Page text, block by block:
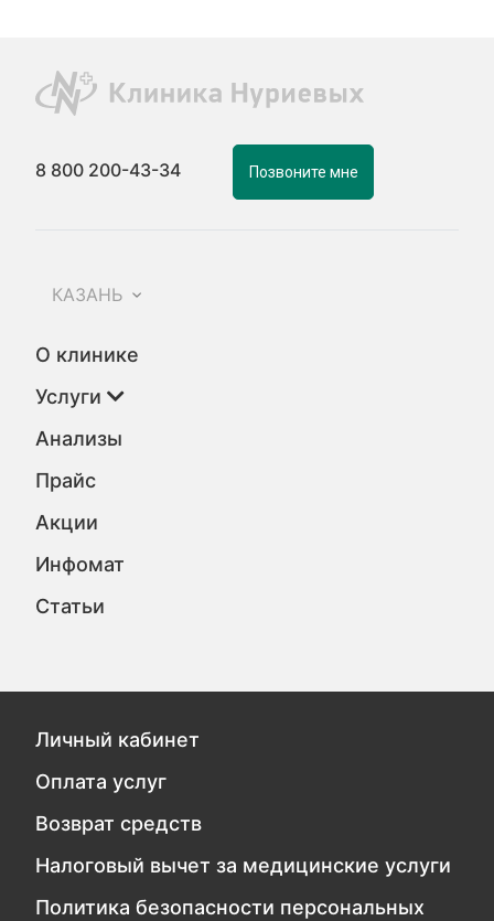
8 800 200-43-34 Позвоните мне
КАЗАНЬ
О клинике
Услуги
Анализы
Прайс
Акции
Инфомат
Статьи
Личный кабинет
Оплата услуг
Возврат средств
Налоговый вычет за медицинские услуги
Политика безопасности персональных